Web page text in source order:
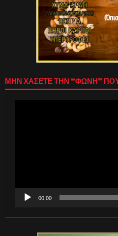
ΜΗΝ ΧΑΣΕΤΕ ΤΗΝ “ΦΩΝΗ”
00:00